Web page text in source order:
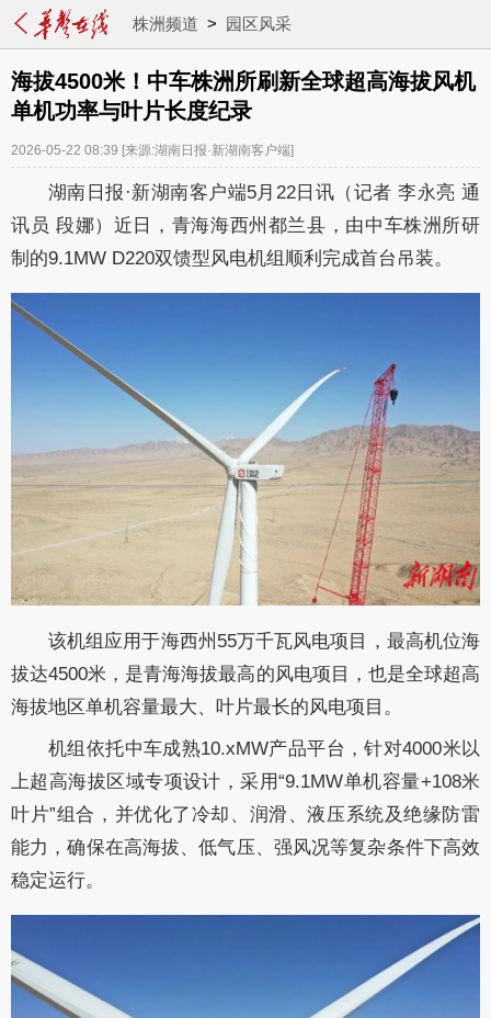
株洲频道 > 园区风采
海拔4500米！中车株洲所刷新全球超高海拔风机
单机功率与叶片长度纪录
2026-05-22 08:39 [来源:湖南日报·新湖南客户端]
湖南日报·新湖南客户端5月22日讯（记者 李永亮 通
讯员 段娜）近日，青海海西州都兰县，由中车株洲所研
制的9.1MW D220双馈型风电机组顺利完成首台吊装。
该机组应用于海西州55万千瓦风电项目，最高机位海
拔达4500米，是青海海拔最高的风电项目，也是全球超高
海拔地区单机容量最大、叶片最长的风电项目。
机组依托中车成熟10.xMW产品平台，针对4000米以
上超高海拔区域专项设计，采用“9.1MW单机容量+108米
叶片”组合，并优化了冷却、润滑、液压系统及绝缘防雷
能力，确保在高海拔、低气压、强风况等复杂条件下高效
稳定运行。